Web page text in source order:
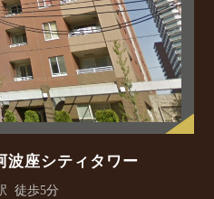
波座シティタワー
Osaka Metro 中央線/ 阿波座駅 徒歩5分